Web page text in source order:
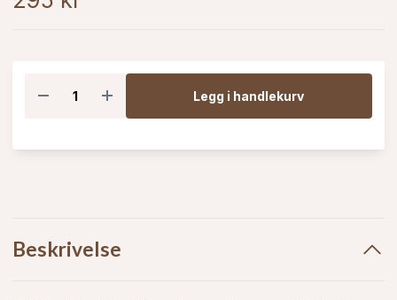
Legg i handlekurv
Beskrivelse